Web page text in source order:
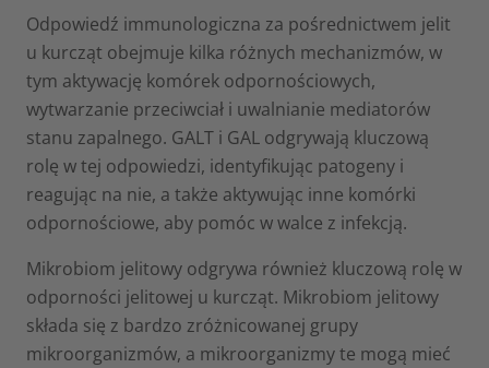
Odpowiedź immunologiczna za pośrednictwem jelit
u kurcząt obejmuje kilka różnych mechanizmów, w
tym aktywację komórek odpornościowych,
wytwarzanie przeciwciał i uwalnianie mediatorów
stanu zapalnego. GALT i GAL odgrywają kluczową
rolę w tej odpowiedzi, identyfikując patogeny i
reagując na nie, a także aktywując inne komórki
odpornościowe, aby pomóc w walce z infekcją.
Mikrobiom jelitowy odgrywa również kluczową rolę w
odporności jelitowej u kurcząt. Mikrobiom jelitowy
składa się z bardzo zróżnicowanej grupy
mikroorganizmów, a mikroorganizmy te mogą mieć